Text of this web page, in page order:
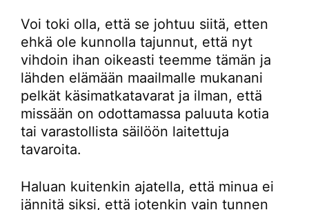
Voi toki olla, että se johtuu siitä, etten
ehkä ole kunnolla tajunnut, että nyt
vihdoin ihan oikeasti teemme tämän ja
lähden elämään maailmalle mukanani
pelkät käsimatkatavarat ja ilman, että
missään on odottamassa paluuta kotia
tai varastollista säilöön laitettuja
tavaroita.
Haluan kuitenkin ajatella, että minua ei
jännitä siksi, että jotenkin vain tunnen